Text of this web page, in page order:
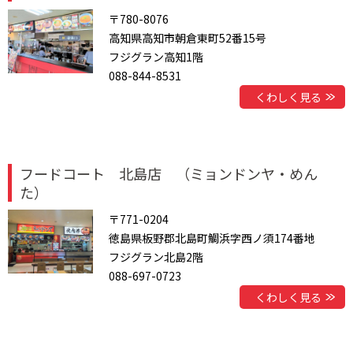
〒780-8076
高知県高知市朝倉東町52番15号
フジグラン高知1階
088-844-8531
くわしく見る
フードコート 北島店 （ミョンドンヤ・めん
た）
〒771-0204
徳島県板野郡北島町鯛浜字西ノ須174番地
フジグラン北島2階
088-697-0723
くわしく見る